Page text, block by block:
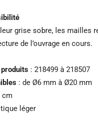
grise sobre, les mailles
de l’ouvrage en cours.
: 218499 à 218507
: de Ø6 mm à Ø20 mm
cm
léger